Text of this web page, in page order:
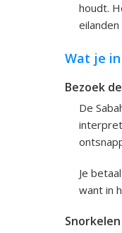
houdt.
Wat je
Bezoek
De
Je
want in